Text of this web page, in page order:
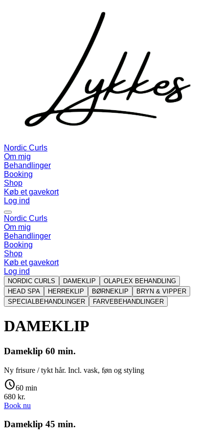
Nordic Curls
Om mig
Behandlinger
Booking
Shop
Køb et gavekort
Log ind
Nordic Curls
Om mig
Behandlinger
Booking
Shop
Køb et gavekort
Log ind
NORDIC CURLS DAMEKLIP
OLAPLEX BEHANDLING
HEAD SPA
HERREKLIP BØRNEKLIP
BRYN & VIPPER
SPECIALBEHANDLINGER
FARVEBEHANDLINGER
DAMEKLIP
Dameklip 60 min.
Ny frisure / tykt hår. Incl. vask, føn og styling
schedule60 min
680 kr.
Book nu
Dameklip 45 min.